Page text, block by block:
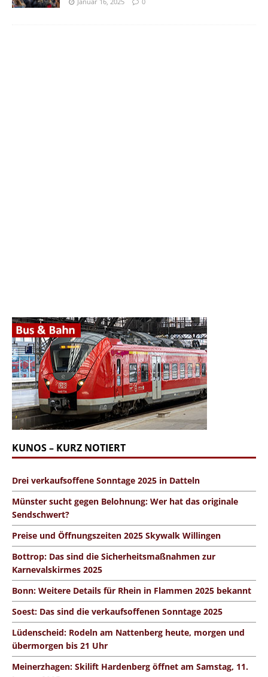
KUNOS – KURZ NOTIERT
Drei verkaufsoffene Sonntage 2025 in Datteln
Münster sucht gegen Belohnung: Wer hat das originale
Sendschwert?
Preise und Öffnungszeiten 2025 Skywalk Willingen
Bottrop: Das sind die Sicherheitsmaßnahmen zur
Karnevalskirmes 2025
Bonn: Weitere Details für Rhein in Flammen 2025 bekannt
Soest: Das sind die verkaufsoffenen Sonntage 2025
Lüdenscheid: Rodeln am Nattenberg heute, morgen und
übermorgen bis 21 Uhr
Meinerzhagen: Skilift Hardenberg öffnet am Samstag, 11.